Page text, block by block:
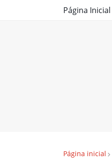
Página Inicial
Página inicial